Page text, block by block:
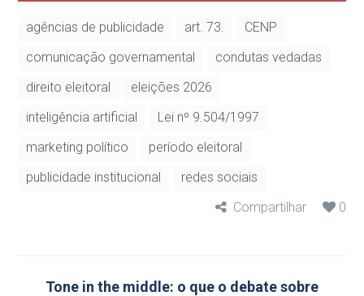
agências de publicidade art. 73.
CENP
comunicação governamental
condutas vedadas
direito eleitoral
eleições 2026
inteligência artificial
Lei nº 9.504/1997
marketing político
período eleitoral
publicidade institucional
redes sociais
Compartilhar
0
Tone in the middle: o que o debate sobre